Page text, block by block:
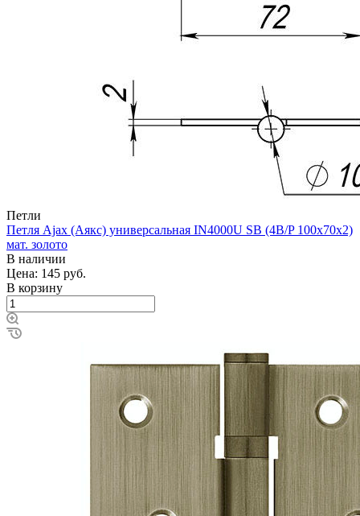
Петли
Петля Ajax (Аякс) универсальная IN4000U SB (4B/P 100x70x2)
мат. золото
В наличии
Цена: 145 руб.
В корзину